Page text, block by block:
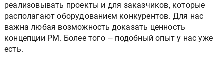
реализовывать проекты и для заказчиков, которые
располагают оборудованием конкурентов. Для нас
важна любая возможность доказать ценность
концепции PM. Более того — подобный опыт у нас уже
есть.